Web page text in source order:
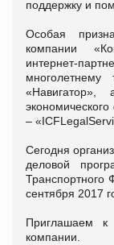
поддержку и
Особая
компании
интернет-
многолетнему
«Навигатор»,
–
Сегодня
деловой
Транспортного
сентября 2017
Приглашаем к
компании.